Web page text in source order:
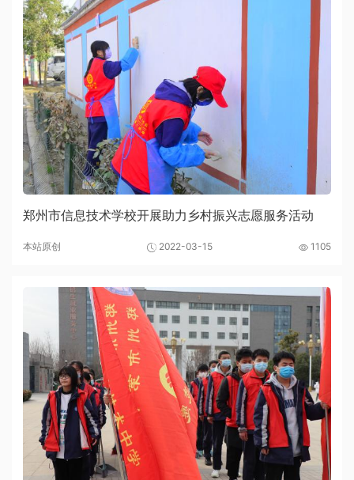
郑州市信息技术学校开展助力乡村振兴志愿服务活动
本站原创 2022-03-15 1105